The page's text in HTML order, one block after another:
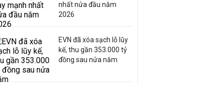
nhất nửa đầu năm
2026
EVN đã xóa sạch lỗ lũy
kế, thu gần 353.000 tỷ
đồng sau nửa năm